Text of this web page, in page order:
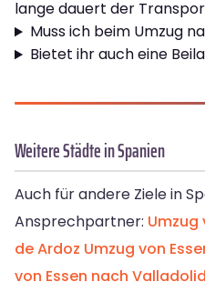
lange dauert der
Muss ich beim Umzug
Bietet ihr auch eine
Weitere Städte in Spanien
Auch für andere Ziele in
Ansprechpartner: Umzug
de Ardoz Umzug von
von Essen nach Valladolid